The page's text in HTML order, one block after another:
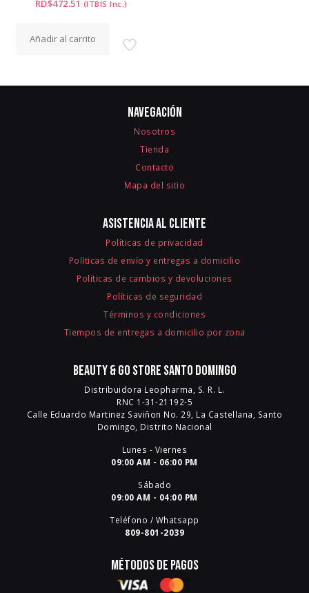
RD$472.51 (ITBIS Inc.)
Añadir al carrito
Navegación
Nosotros
Tienda
Contacto
Mapa del sitio
Asistencia al cliente
Políticas de privacidad
Políticas de envío y entregas a domicilio
Políticas de cambios y devoluciones
Políticas de seguridad
Términos y condiciones
Tiempos de entregas a domicilio por zona
Beauty & Go Store Santo Domingo
Distribuidora Leopharma, S. R. L.
RNC 1-31-21192-5
Calle Eduardo Martinez Saviñon No. 29, La Castellana, Santo
Domingo, Distrito Nacional
Lunes - Viernes
09:00 AM - 06:00 PM
Sábado
09:00 AM - 04:00 PM
Teléfono / Whatsapp
809-801-2039
Métodos de pagos